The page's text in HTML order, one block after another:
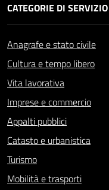
CATEGORIE DI SERVIZIO
Anagrafe e stato civile
Cultura e tempo libero
Vita lavorativa
Imprese e commercio
Appalti pubblici
Catasto e urbanistica
Turismo
Mobilità e trasporti